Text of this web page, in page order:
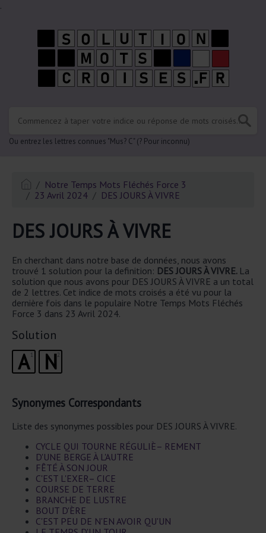
.
Ou entrez les lettres connues "Mus? C" (? Pour inconnu)
Notre Temps Mots Fléchés Force 3
23 Avril 2024
DES JOURS À VIVRE
DES JOURS À VIVRE
En cherchant dans notre base de données, nous avons
trouvé 1 solution pour la definition: DES JOURS À VIVRE. La
solution que nous avons pour DES JOURS À VIVRE a un total
de 2 lettres. Cet indice de mots croisés a été vu pour la
dernière fois dans le populaire Notre Temps Mots Fléchés
Force 3 dans 23 Avril 2024.
Solution
1
A 2
N
Synonymes Correspondants
Liste des synonymes possibles pour DES JOURS À VIVRE.
CYCLE QUI TOURNE RÉGULIÈ– REMENT
D'UNE BERGE À L'AUTRE
FÊTÉ À SON JOUR
C'EST L'EXER– CICE
COURSE DE TERRE
BRANCHE DE LUSTRE
BOUT D'ÈRE
C'EST PEU DE N'EN AVOIR QU'UN